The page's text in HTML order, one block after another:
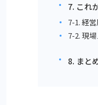
7. これ
7-1. 経
7-2. 現
8. まと